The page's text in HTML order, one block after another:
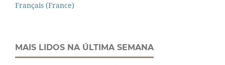
Français (France)
MAIS LIDOS NA ÚLTIMA SEMANA